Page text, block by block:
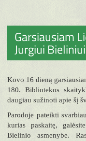
Garsiausiam
Jurgiui
Kovo 16 dieną
180. Bibliotekos
daugiau sužinoti apie šį
Parodoje pateikti
kurias paskaitę,
Bielinio asmenybe.